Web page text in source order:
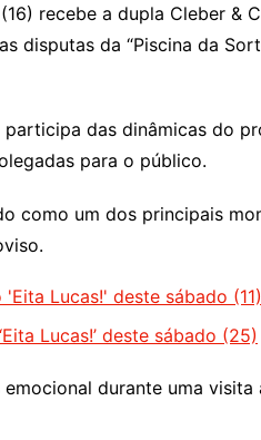
recebe a dupla Cleber &
disputas da “Piscina da
das dinâmicas do
para o público.
como um dos principais
Lucas!' deste sábado (11)
Lucas!’ deste sábado (25)
durante uma visita